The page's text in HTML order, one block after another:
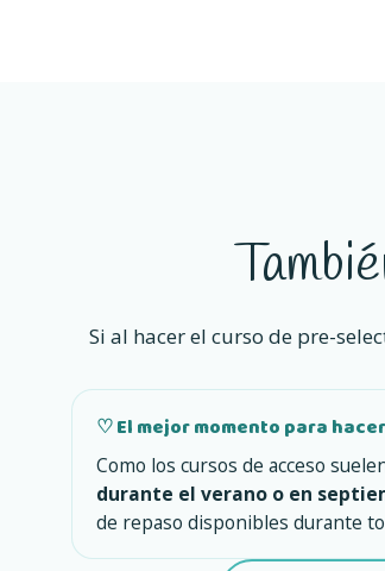
Si al hacer el curso de pre-
♡ El mejor momento para
Como los cursos de acceso
durante el verano o en
de repaso disponibles durante